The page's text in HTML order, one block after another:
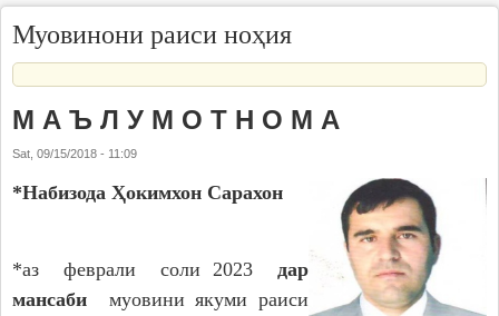
АСОСӢ
РАИСИ НОҲИЯ
МАҚОМОТИ ИҶРОИЯ
Муовинони раиси ноҳия
М А Ъ Л У М О Т Н О М А
Sat, 09/15/2018 - 11:09
*Набизода Ҳокимхон Сарахон
*аз феврали соли 2023 дар
мансаби
муовини якуми раиси